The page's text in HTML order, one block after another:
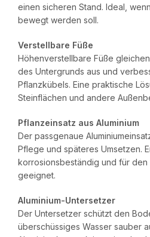
einen sicheren Stand. Ideal,
bewegt werden soll.
Verstellbare Füße
Höhenverstellbare Füße
des Untergrunds aus und
Pflanzkübels. Eine praktische
Steinflächen und andere
Pflanzeinsatz aus Aluminium
Der passgenaue
Pflege und späteres Umsetzen.
korrosionsbeständig und für
geeignet.
Aluminium-Untersetzer
Der Untersetzer schützt den
überschüssiges Wasser sauber